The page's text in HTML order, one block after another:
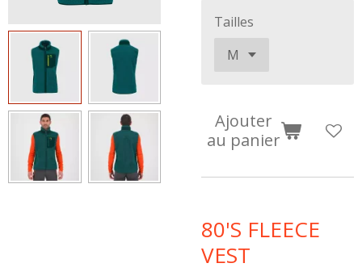
Tailles
Ajouter
au panier
80'S FLEECE
VEST